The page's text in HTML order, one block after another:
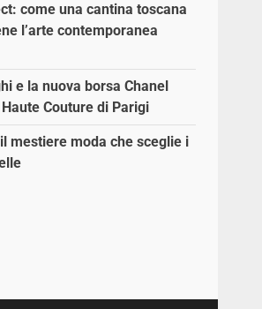
come una cantina toscana
l’arte contemporanea
e la nuova borsa Chanel
Couture di Parigi
mestiere moda che sceglie i